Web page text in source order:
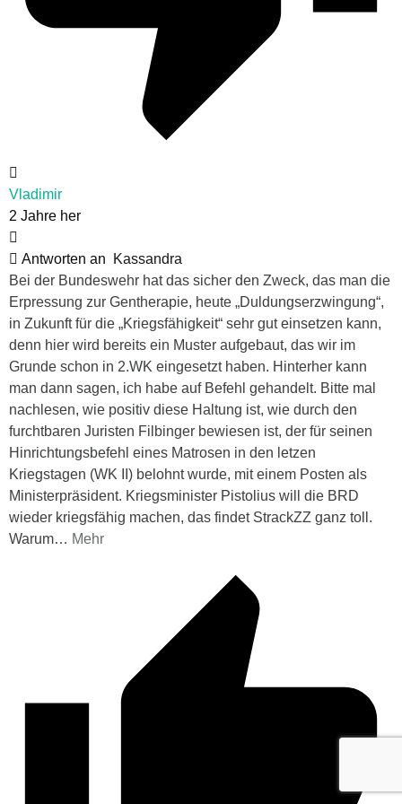
Vladimir
2 Jahre her
Antworten an
Kassandra
Bei der Bundeswehr hat das sicher den Zweck, das man die
Erpressung zur Gentherapie, heute „Duldungserzwingung“,
in Zukunft für die „Kriegsfähigkeit“ sehr gut einsetzen kann,
denn hier wird bereits ein Muster aufgebaut, das wir im
Grunde schon in 2.WK eingesetzt haben. Hinterher kann
man dann sagen, ich habe auf Befehl gehandelt. Bitte mal
nachlesen, wie positiv diese Haltung ist, wie durch den
furchtbaren Juristen Filbinger bewiesen ist, der für seinen
Hinrichtungsbefehl eines Matrosen in den letzen
Kriegstagen (WK II) belohnt wurde, mit einem Posten als
Ministerpräsident. Kriegsminister Pistolius will die BRD
wieder kriegsfähig machen, das findet StrackZZ ganz toll.
Warum… Mehr